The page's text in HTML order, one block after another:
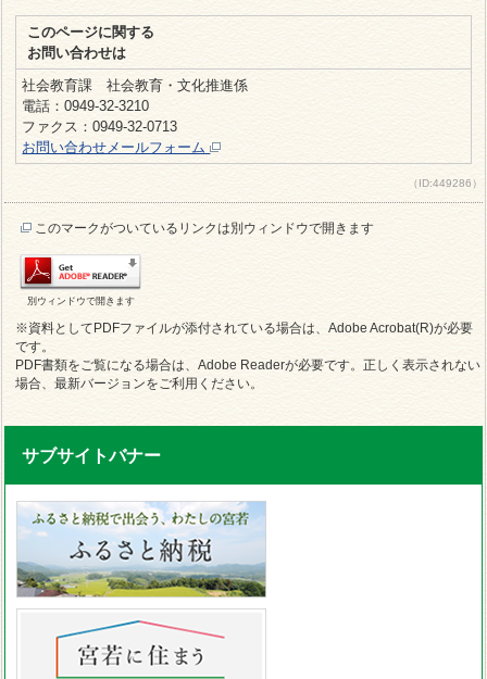
このページに関する
お問い合わせは
社会教育課 社会教育・文化推進係
電話：0949-32-3210
ファクス：0949-32-0713
お問い合わせメールフォーム
（ID:449286）
このマークがついているリンクは別ウィンドウで開きます
別ウィンドウで開きます
※資料としてPDFファイルが添付されている場合は、Adobe Acrobat(R)が必要
です。
PDF書類をご覧になる場合は、Adobe Readerが必要です。正しく表示されない
場合、最新バージョンをご利用ください。
サブサイトバナー